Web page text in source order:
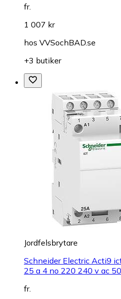
fr.
1 007 kr
hos VVSochBAD.se
+3 butiker
Jordfelsbrytare
Schneider Electric Acti9
25 a 4 no 220 240 v ac
fr.